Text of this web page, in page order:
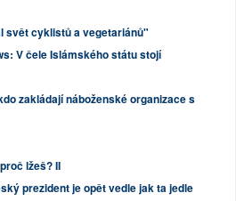
svět cyklistů a vegetariánů"
V čele Islámského státu stojí
zakládají náboženské organizace s
lžeš? II
prezident je opět vedle jak ta jedle